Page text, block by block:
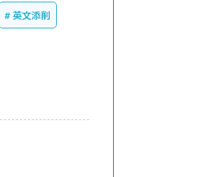
英文添削